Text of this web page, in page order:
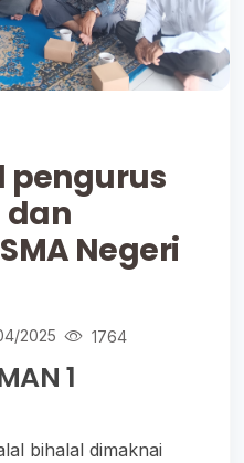
pengurus
dan
Negeri
2025 1764
1
bihalal dimaknai